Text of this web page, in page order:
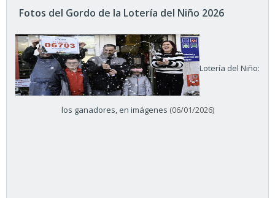
Fotos del Gordo de la Lotería del Niño 2026
Lotería del Niño:
los ganadores, en imágenes (06/01/2026)